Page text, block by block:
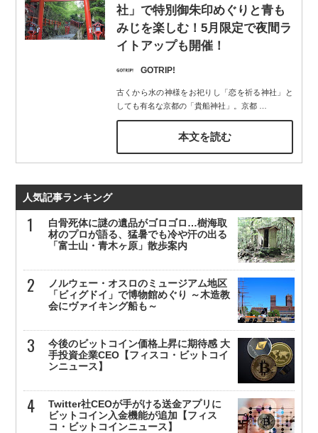
社」で特別御朱印めぐりと青も
みじを楽しむ！5月限定で夜間ラ
イトアップも開催！
GOTRIP!
古くから水の神様をお祀りし「恋を祈る神社」と
しても有名な京都の「貴船神社」。京都…
本文を読む
人気記事ランキング
白骨死体に謎の遺品がゴロゴロ…樹海取
材のプロが語る、猛暑でも冷や汗の出る
「富士山・青木ヶ原」散歩案内
ノルウェー・オスロのミュージアム地区
「ビィグドイ」で博物館めぐり ～木造教
会にヴァイキング船も～
今後のビットコイン価格上昇に期待感 大
手投資企業CEO【フィスコ・ビットコイ
ンニュース】
Twitter社CEOが手がける送金アプリに
ビットコイン入金機能が追加【フィス
コ・ビットコインニュース】